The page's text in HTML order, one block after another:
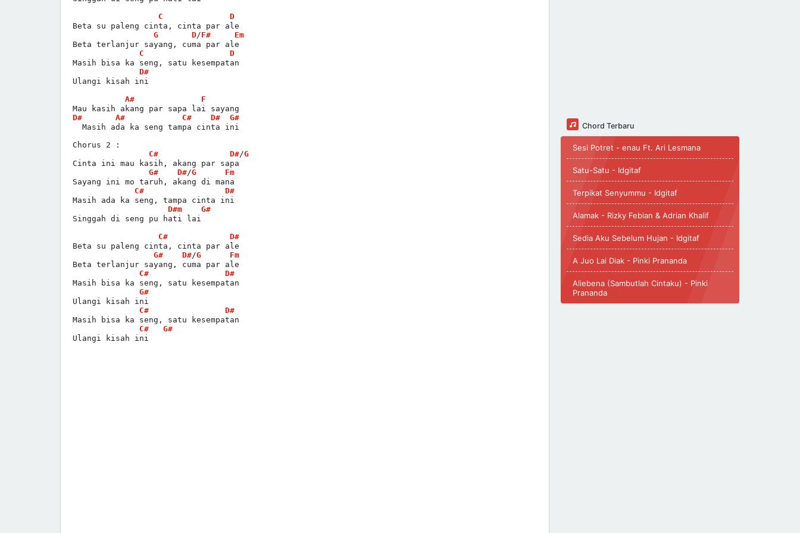
C
D
Beta su paleng cinta, cinta par ale
G
D/F#
Em
Beta terlanjur sayang, cuma par ale
C
D
Masih bisa ka seng, satu kesempatan
D#
Ulangi kisah ini
A#
F
Mau kasih akang par sapa lai sayang
D#
A# C# D#
G#
  Masih ada ka seng tampa cinta ini
Chorus 2 :
C#
D#/G
Cinta ini mau kasih, akang par sapa
G#
D#/G
Fm
Sayang ini mo taruh, akang di mana
C#
D#
Masih ada ka seng, tampa cinta ini
D#m
G#
Singgah di seng pu hati lai
C#
D#
Beta su paleng cinta, cinta par ale
G#
D#/G
Fm
Beta terlanjur sayang, cuma par ale
C#
D#
Masih bisa ka seng, satu kesempatan
G#
Ulangi kisah ini
C#
D#
Masih bisa ka seng, satu kesempatan
C#
G#
Ulangi kisah ini
Chord Terbaru
Sesi Potret - enau Ft. Ari Lesmana
Satu-Satu - Idgitaf
Terpikat Senyummu - Idgitaf
Alamak - Rizky Febian & Adrian Khalif
Sedia Aku Sebelum Hujan - Idgitaf
A Juo Lai Diak - Pinki Prananda
Aliebena (Sambutlah Cintaku) - Pinki
Prananda